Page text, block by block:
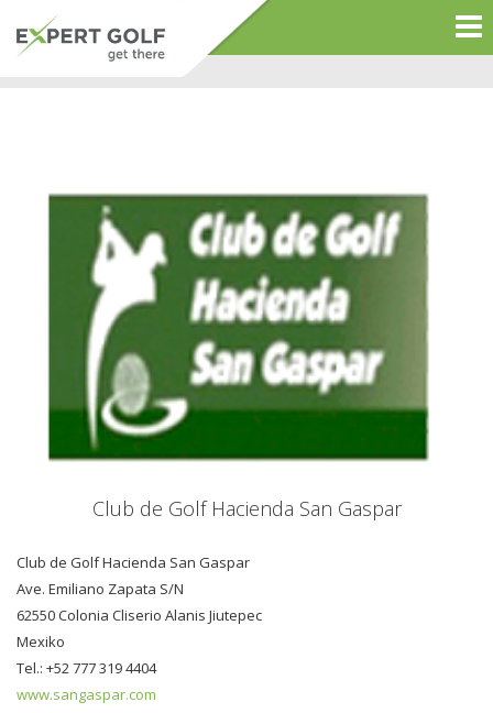
Club de Golf Hacienda San Gaspar
Club de Golf Hacienda San Gaspar
Ave. Emiliano Zapata S/N
62550 Colonia Cliserio Alanis Jiutepec
Mexiko
Tel.: +52 777 319 4404
www.sangaspar.com